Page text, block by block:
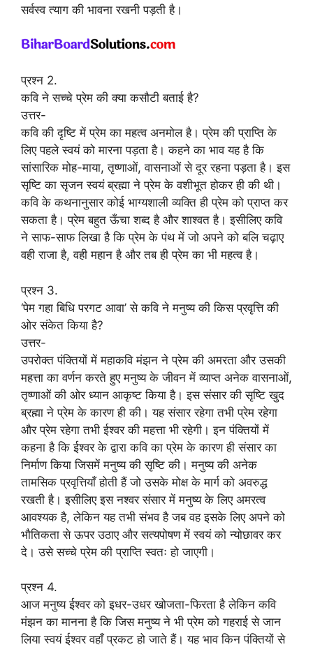
सर्वस्व त्याग की भावना रखनी पड़ती है।
प्रश्न 2.
कवि ने सच्चे प्रेम की क्या कसौटी बताई है?
उत्तर-
कवि की दृष्टि में प्रेम का महत्व अनमोल है। प्रेम की प्राप्ति के
लिए पहले स्वयं को मारना पड़ता है। कहने का भाव यह है कि
सांसारिक मोह-माया, तृष्णाओं, वासनाओं से दूर रहना पड़ता है। इस
सृष्टि का सृजन स्वयं ब्रह्मा ने प्रेम के वशीभूत होकर ही की थी।
कवि के कथनानुसार कोई भाग्यशाली व्यक्ति ही प्रेम को प्राप्त कर
सकता है। प्रेम बहुत ऊँचा शब्द है और शाश्वत है। इसीलिए कवि
ने साफ-साफ लिखा है कि प्रेम के पंथ में जो अपने को बलि चढ़ाए
वही राजा है, वही महान है और तब ही प्रेम का भी महत्व है।
प्रश्न 3.
‘पेम गहा बिधि परगट आवा’ से कवि ने मनुष्य की किस प्रवृत्ति की
ओर संकेत किया है?
उत्तर-
उपरोक्त पंक्तियों में महाकवि मंझन ने प्रेम की अमरता और उसकी
महत्ता का वर्णन करते हुए मनुष्य के जीवन में व्याप्त अनेक वासनाओं,
तृष्णाओं की ओर ध्यान आकृष्ट किया है। इस संसार की सृष्टि खुद
ब्रह्मा ने प्रेम के कारण ही की। यह संसार रहेगा तभी प्रेम रहेगा
और प्रेम रहेगा तभी ईश्वर की महत्ता भी रहेगी। इन पंक्तियों में
कहना है कि ईश्वर के द्वारा कवि का प्रेम के कारण ही संसार का
निर्माण किया जिसमें मनुष्य की सृष्टि की। मनुष्य की अनेक
तामसिक प्रवृत्तियाँ होती हैं जो उसके मोक्ष के मार्ग को अवरुद्ध
रखती है। इसीलिए इस नश्वर संसार में मनुष्य के लिए अमरत्व
आवश्यक है, लेकिन यह तभी संभव है जब वह इसके लिए अपने को
भौतिकता से ऊपर उठाए और सत्यपोषण में स्वयं को न्योछावर कर
दे। उसे सच्चे प्रेम की प्राप्ति स्वतः हो जाएगी।
प्रश्न 4.
आज मनुष्य ईश्वर को इधर-उधर खोजता-फिरता है लेकिन कवि
मंझन का मानना है कि जिस मनुष्य ने भी प्रेम को गहराई से जान
लिया स्वयं ईश्वर वहाँ प्रकट हो जाते हैं। यह भाव किन पंक्तियों से